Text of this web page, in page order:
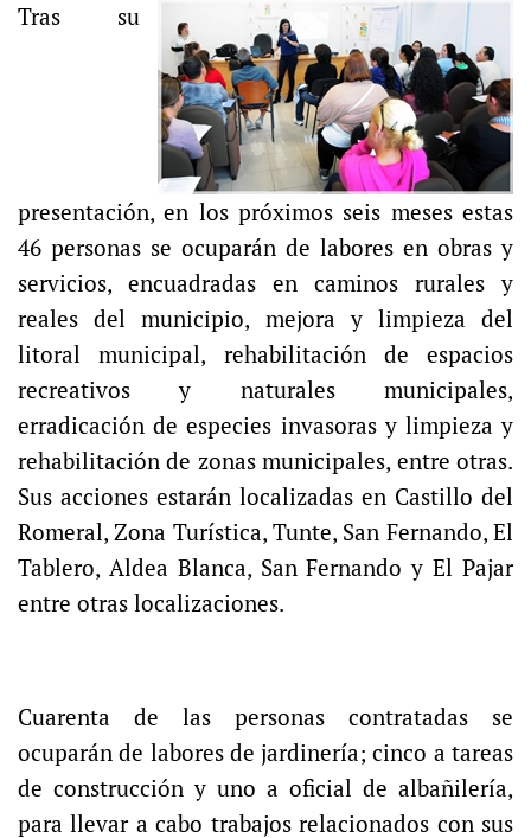
Tras su
presentación, en los próximos seis meses estas
46 personas se ocuparán de labores en obras y
servicios, encuadradas en caminos rurales y
reales del municipio, mejora y limpieza del
litoral municipal, rehabilitación de espacios
recreativos y naturales municipales,
erradicación de especies invasoras y limpieza y
rehabilitación de zonas municipales, entre otras.
Sus acciones estarán localizadas en Castillo del
Romeral, Zona Turística, Tunte, San Fernando, El
Tablero, Aldea Blanca, San Fernando y El Pajar
entre otras localizaciones.
Cuarenta de las personas contratadas se
ocuparán de labores de jardinería; cinco a tareas
de construcción y uno a oficial de albañilería,
para llevar a cabo trabajos relacionados con sus